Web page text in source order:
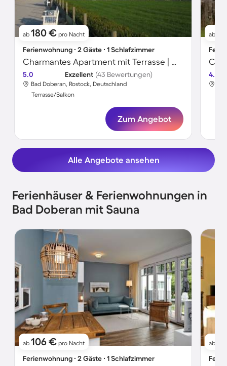
ab 180 € pro Nacht
Ferienwohnung ∙ 2 Gäste ∙ 1 Schlafzimmer
Charmantes Apartment mit Terrasse | Meerblick | Nah am Strand
5.0 Exzellent (43 Bewertungen)
Bad Doberan, Rostock, Deutschland
Terrasse/Balkon
Zum Angebot
ab
4.5
Alle Angebote ansehen
Ferienhäuser & Ferienwohnungen in
Bad Doberan mit Sauna
ab 106 € pro Nacht
Ferienwohnung ∙ 2 Gäste ∙ 1 Schlafzimmer
ab